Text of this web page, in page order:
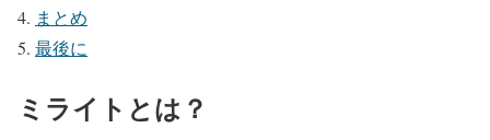
まとめ
最後に
ミライトとは？